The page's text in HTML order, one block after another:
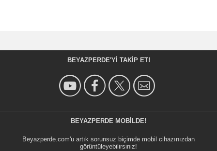
BEYAZPERDE'YI TAKIP ET!
BEYAZPERDE MOBILDE!
Beyazperde.com'u artık sorunsuz biçimde mobil cihazınızdan
görüntüleyebilirsiniz!